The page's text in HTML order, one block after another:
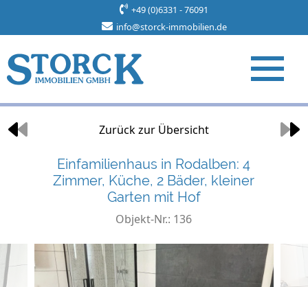
+49 (0)6331 - 76091
info@storck-immobilien.de
Zurück zur Übersicht
Einfamilienhaus in Rodalben: 4
Zimmer, Küche, 2 Bäder, kleiner
Garten mit Hof
Objekt-Nr.: 136